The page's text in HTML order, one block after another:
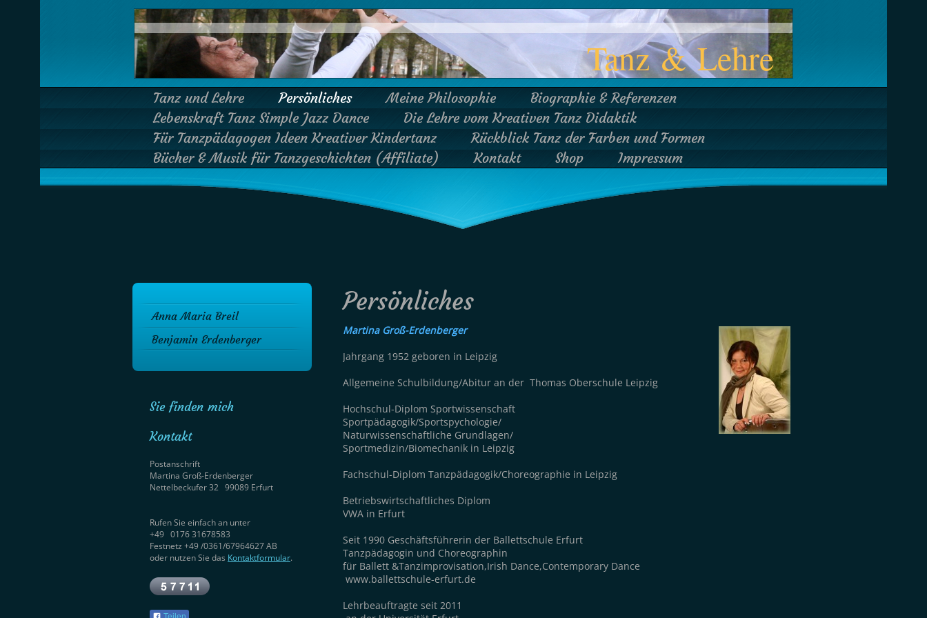
Tanz & Lehre
Tanz und Lehre Persönliches Meine Philosophie
Biographie & Referenzen
Lebenskraft Tanz Simple Jazz Dance
Die Lehre vom Kreativen Tanz Didaktik
Für Tanzpädagogen Ideen Kreativer Kindertanz
Rückblick Tanz der Farben und Formen
Bücher & Musik für Tanzgeschichten (Affiliate)
Kontakt Shop Impressum
Anna Maria Breil
Benjamin Erdenberger
Sie finden mich
Kontakt
Postanschrift
Martina Groß-Erdenberger
Nettelbeckufer 32 99089 Erfurt
Rufen Sie einfach an unter
+49 0176 31678583
Festnetz +49 /0361/67964627 AB
oder nutzen Sie das Kontaktformular.
Persönliches
Martina Groß-Erdenberger
Jahrgang 1952 geboren in Leipzig
Allgemeine Schulbildung/Abitur an der Thomas Oberschule Leipzig
Hochschul-Diplom Sportwissenschaft
Sportpädagogik/Sportspychologie/
Naturwissenschaftliche Grundlagen/
Sportmedizin/Biomechanik in Leipzig
Fachschul-Diplom Tanzpädagogik/Choreographie in Leipzig
Betriebswirtschaftliches Diplom
VWA in Erfurt
Seit 1990 Geschäftsführerin der Ballettschule Erfurt
Tanzpädagogin und Choreographin
für Ballett &Tanzimprovisation,Irish Dance,Contemporary Dance
www.ballettschule-erfurt.de
Lehrbeauftragte seit 2011